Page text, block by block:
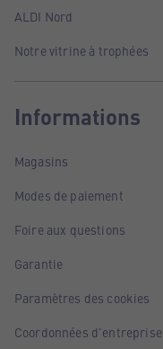
ALDI Nord
Notre vitrine à trophées
Informations
Magasins
Modes de paiement
Foire aux questions
Garantie
Paramètres des cookies
Coordonnées d'entreprise